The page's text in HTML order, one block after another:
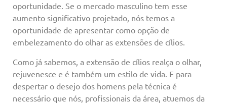
oportunidade. Se o mercado masculino tem esse
aumento significativo projetado, nós temos a
oportunidade de apresentar como opção de
embelezamento do olhar as extensões de cílios.
Como já sabemos, a extensão de cílios realça o olhar,
rejuvenesce e é também um estilo de vida. E para
despertar o desejo dos homens pela técnica é
necessário que nós, profissionais da área, atuemos da